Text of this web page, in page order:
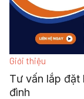
Giới thiệu
Tư vấn lắp đặt
đình